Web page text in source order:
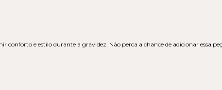
conforto e estilo durante a gravidez. Não perca a chance de adicionar essa